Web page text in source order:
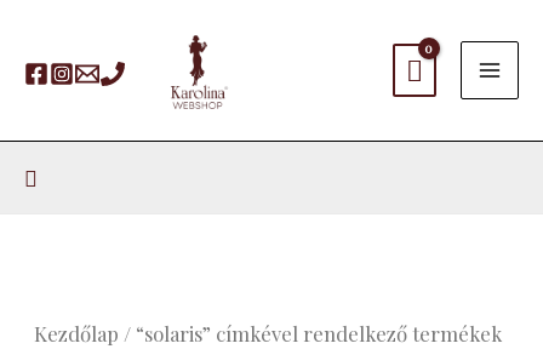
Search
Kezdőlap / “solaris” címkével rendelkező termékek